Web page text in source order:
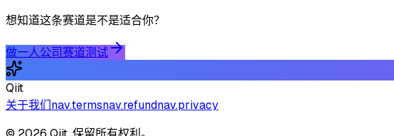
想知道这条赛道是不是适合你？
做一人公司赛道测试
Qiit
关于我们nav.termsnav.refundnav.privacy